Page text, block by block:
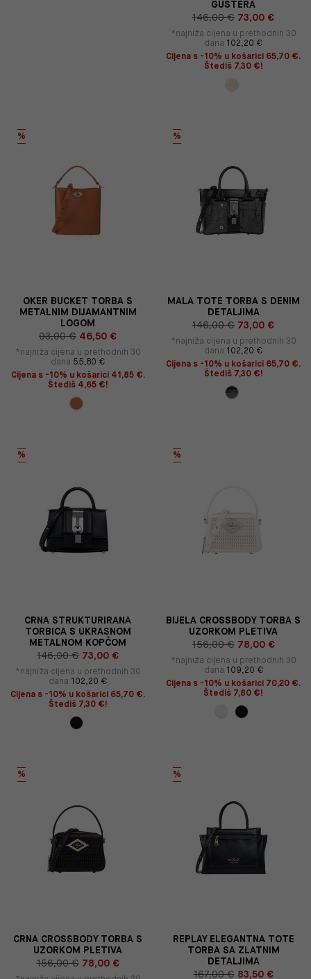
GUŠTERA
146,00 € 73,00 €
*najniža cijena u prethodnih 30
dana 102,20 €
Cijena s -10% u košarici 65,70 €.
Štediš 7,30 €!
%
OKER BUCKET TORBA S
METALNIM DIJAMANTNIM
LOGOM
93,00 € 46,50 €
*najniža cijena u prethodnih 30
dana 55,80 €
Cijena s -10% u košarici 41,85 €.
Štediš 4,65 €!
%
MALA TOTE TORBA S DENIM
DETALJIMA
146,00 € 73,00 €
*najniža cijena u prethodnih 30
dana 102,20 €
Cijena s -10% u košarici 65,70 €.
Štediš 7,30 €!
%
CRNA STRUKTURIRANA
TORBICA S UKRASNOM
METALNOM KOPČOM
146,00 € 73,00 €
*najniža cijena u prethodnih 30
dana 102,20 €
Cijena s -10% u košarici 65,70 €.
Štediš 7,30 €!
%
BIJELA CROSSBODY TORBA S
UZORKOM PLETIVA
156,00 € 78,00 €
*najniža cijena u prethodnih 30
dana 109,20 €
Cijena s -10% u košarici 70,20 €.
Štediš 7,80 €!
%
CRNA CROSSBODY TORBA S
UZORKOM PLETIVA
156,00 € 78,00 €
%
REPLAY ELEGANTNA TOTE
TORBA SA ZLATNIM
DETALJIMA
167,00 € 83,50 €